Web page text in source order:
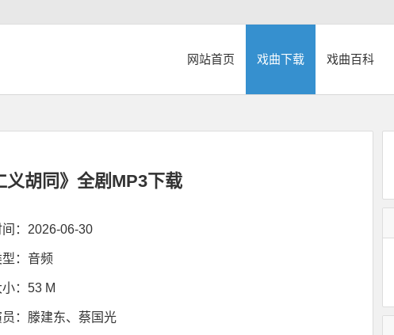
网站首页 戏曲下载 戏曲百科
义胡同》全剧MP3下载
间：2026-06-30
：音频
：53 M
员：滕建东、蔡国光